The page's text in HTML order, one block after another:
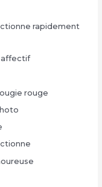
rapidement
affectif
rouge